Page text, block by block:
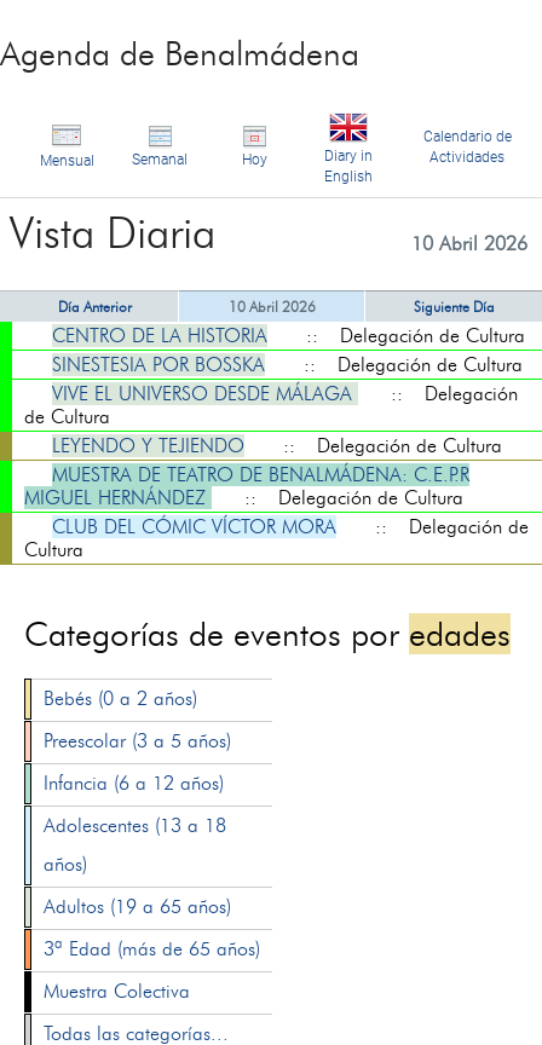
Agenda de Benalmádena
Mensual Semanal Hoy
Diary in
English
Calendario de
Actividades
Vista Diaria 10 Abril 2026
Día Anterior 10 Abril 2026 Siguiente Día
CENTRO DE LA HISTORIA
:: Delegación de Cultura
SINESTESIA POR BOSSKA
:: Delegación de Cultura
VIVE EL UNIVERSO DESDE MÁLAGA
:: Delegación
de Cultura
LEYENDO Y TEJIENDO
:: Delegación de Cultura
MUESTRA DE TEATRO DE BENALMÁDENA: C.E.P.R
MIGUEL HERNÁNDEZ
:: Delegación de Cultura
CLUB DEL CÓMIC VÍCTOR MORA
:: Delegación de
Cultura
Categorías de eventos por edades
Bebés (0 a 2 años)
Preescolar (3 a 5 años)
Infancia (6 a 12 años)
Adolescentes (13 a 18
años)
Adultos (19 a 65 años)
3ª Edad (más de 65 años)
Muestra Colectiva
Todas las categorías...